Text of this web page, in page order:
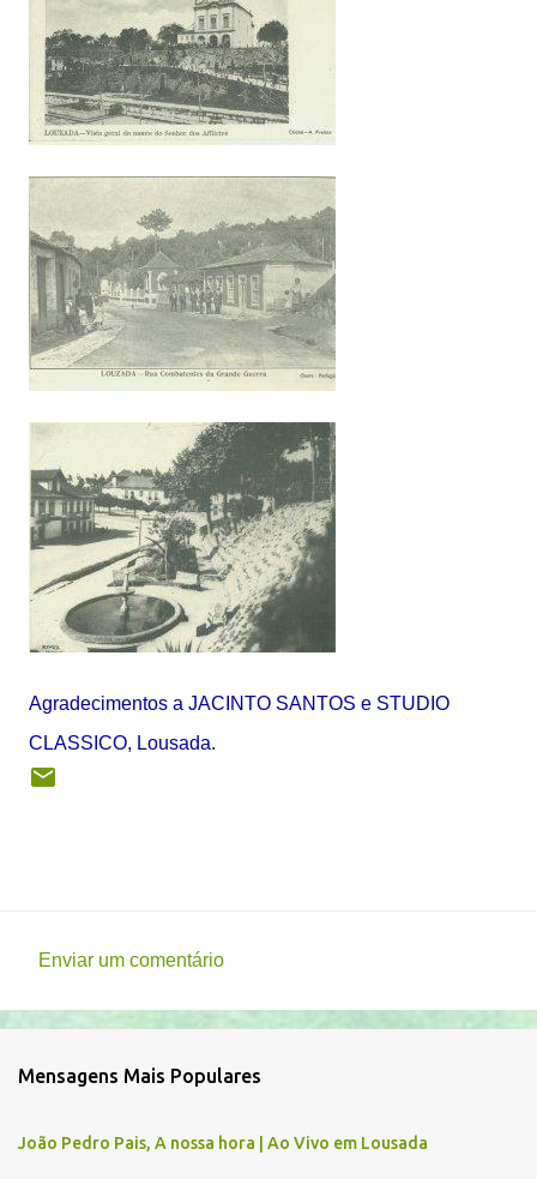
Agradecimentos a JACINTO SANTOS e STUDIO
CLASSICO, Lousada.
e
t
Enviar um comentário
Mensagens Mais Populares
João Pedro Pais, A nossa hora | Ao Vivo em Lousada